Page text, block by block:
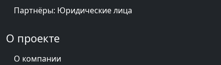
Партнёры: Юридические лица
О проекте
О компании